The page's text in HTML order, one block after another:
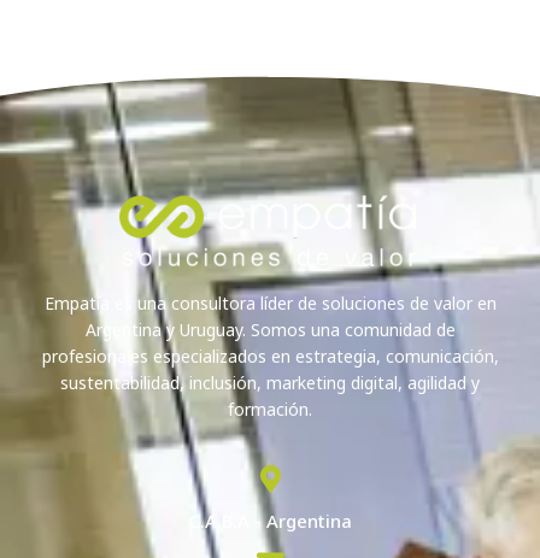
Empatía es una consultora líder de soluciones de valor en
Argentina y Uruguay. Somos una comunidad de
profesionales especializados en estrategia, comunicación,
sustentabilidad, inclusión, marketing digital, agilidad y
formación.
C.A.B.A - Argentina